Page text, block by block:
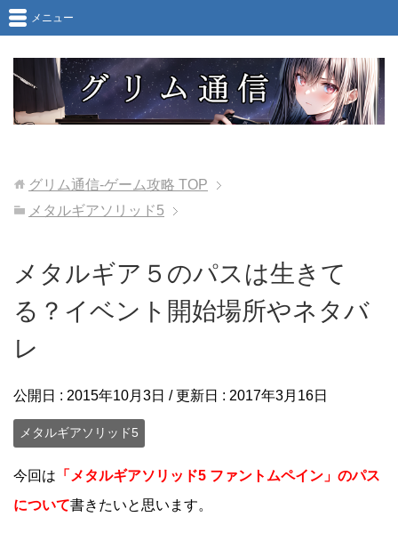
メニュー
グリム通信-ゲーム攻略 TOP
メタルギアソリッド5
メタルギア５のパスは生きて
る？イベント開始場所やネタバ
レ
公開日 : 2015年10月3日 / 更新日 : 2017年3月16日
メタルギアソリッド5
今回は 「メタルギアソリッド5 ファントムペイン」のパス
について書きたいと思います。